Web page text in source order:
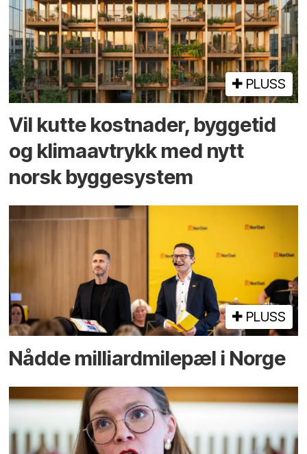
PLUSS
Vil kutte kostnader, byggetid
og klima­avtrykk med nytt
norsk bygge­system
PLUSS
Nådde milliard­­milepæl i Norge